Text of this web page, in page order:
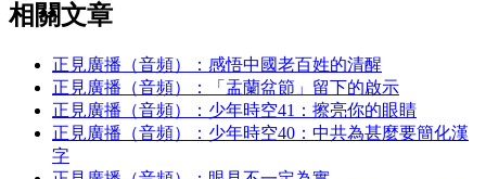
相關文章
正見廣播（音頻）：感悟中國老百姓的清醒
正見廣播（音頻）：「盂蘭盆節」留下的啟示
正見廣播（音頻）：少年時空41：擦亮你的眼睛
正見廣播（音頻）：少年時空40：中共為甚麼要簡化漢
字